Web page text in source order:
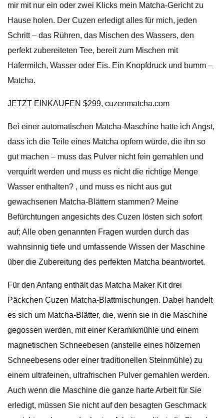
mir mit nur ein oder zwei Klicks mein Matcha-Gericht zu
Hause holen. Der Cuzen erledigt alles für mich, jeden
Schritt – das Rühren, das Mischen des Wassers, den
perfekt zubereiteten Tee, bereit zum Mischen mit
Hafermilch, Wasser oder Eis. Ein Knopfdruck und bumm –
Matcha.
JETZT EINKAUFEN $299, cuzenmatcha.com
Bei einer automatischen Matcha-Maschine hatte ich Angst,
dass ich die Teile eines Matcha opfern würde, die ihn so
gut machen – muss das Pulver nicht fein gemahlen und
verquirlt werden und muss es nicht die richtige Menge
Wasser enthalten? , und muss es nicht aus gut
gewachsenen Matcha-Blättern stammen? Meine
Befürchtungen angesichts des Cuzen lösten sich sofort
auf; Alle oben genannten Fragen wurden durch das
wahnsinnig tiefe und umfassende Wissen der Maschine
über die Zubereitung des perfekten Matcha beantwortet.
Für den Anfang enthält das Matcha Maker Kit drei
Päckchen Cuzen Matcha-Blattmischungen. Dabei handelt
es sich um Matcha-Blätter, die, wenn sie in die Maschine
gegossen werden, mit einer Keramikmühle und einem
magnetischen Schneebesen (anstelle eines hölzernen
Schneebesens oder einer traditionellen Steinmühle) zu
einem ultrafeinen, ultrafrischen Pulver gemahlen werden.
Auch wenn die Maschine die ganze harte Arbeit für Sie
erledigt, müssen Sie nicht auf den besagten Geschmack